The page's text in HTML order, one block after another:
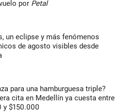
por Petal
un eclipse y más fenómenos
de agosto visibles desde
para una hamburguesa triple?
cita en Medellín ya cuesta entre
y $150.000